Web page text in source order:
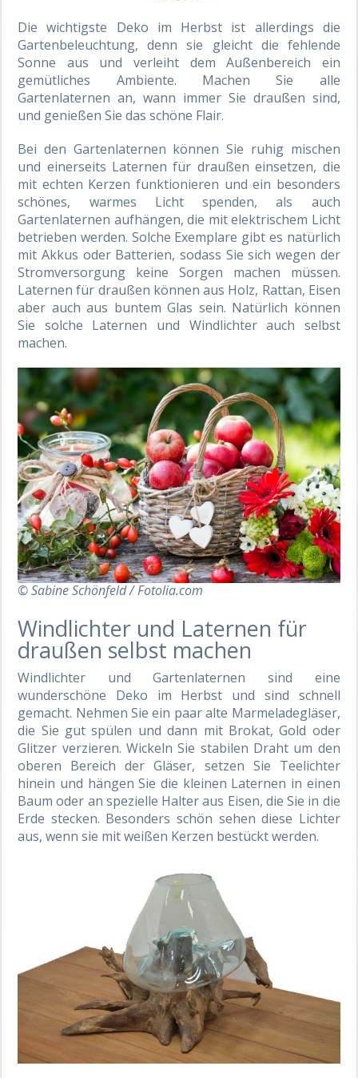
Die wichtigste Deko im Herbst ist allerdings die
Gartenbeleuchtung, denn sie gleicht die fehlende
Sonne aus und verleiht dem Außenbereich ein
gemütliches Ambiente. Machen Sie alle
Gartenlaternen an, wann immer Sie draußen sind,
und genießen Sie das schöne Flair.
Bei den Gartenlaternen können Sie ruhig mischen
und einerseits Laternen für draußen einsetzen, die
mit echten Kerzen funktionieren und ein besonders
schönes, warmes Licht spenden, als auch
Gartenlaternen aufhängen, die mit elektrischem Licht
betrieben werden. Solche Exemplare gibt es natürlich
mit Akkus oder Batterien, sodass Sie sich wegen der
Stromversorgung keine Sorgen machen müssen.
Laternen für draußen können aus Holz, Rattan, Eisen
aber auch aus buntem Glas sein. Natürlich können
Sie solche Laternen und Windlichter auch selbst
machen.
© Sabine Schönfeld / Fotolia.com
Windlichter und Laternen für
draußen selbst machen
Windlichter und Gartenlaternen sind eine
wunderschöne Deko im Herbst und sind schnell
gemacht. Nehmen Sie ein paar alte Marmeladegläser,
die Sie gut spülen und dann mit Brokat, Gold oder
Glitzer verzieren. Wickeln Sie stabilen Draht um den
oberen Bereich der Gläser, setzen Sie Teelichter
hinein und hängen Sie die kleinen Laternen in einen
Baum oder an spezielle Halter aus Eisen, die Sie in die
Erde stecken. Besonders schön sehen diese Lichter
aus, wenn sie mit weißen Kerzen bestückt werden.